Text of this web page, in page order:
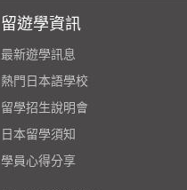
留遊學資訊
最新遊學訊息
熱門日本語學校
留學招生說明會
日本留學須知
學員心得分享